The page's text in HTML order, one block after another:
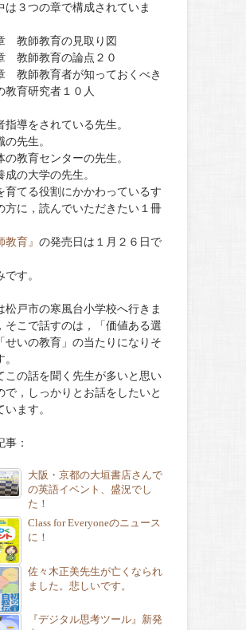
は３つの章で構成されていま
教師教育の見取り図
教師教育の論点２０
教師教育者が知っておくべき
教育研究者１０人
指導をされている先生。
の先生。
の教育センターの先生。
成の大学の先生。
育てる役割にかかわっているす
方に，読んでいただきたい１冊
教育』 の発売日は１月２６日で
す。
松戸市の寒風台小学校へ行きま
そこで話すのは，「価値ある選
せいの教育」の当たりになりそ
この話を聞く先生が多いと思い
で，しっかりとお話をしたいと
います。
事：
大阪・京都の大垣書店さんで
の英語イベント、盛況でし
た！
Class for Everyoneのニュース
に！
佐々木正美先生が亡くなられ
ました。悲しいです。
『デジタル思考ツール』新発